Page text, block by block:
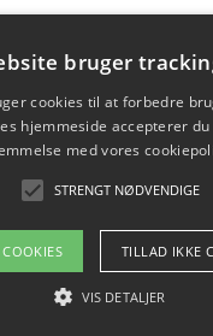
om CO2-udledning
/ kontakt
Blog
bruger
cookies til at forbedre
hjemmeside accepterer
med vores
STRENGT NØDVENDIGE
TILLAD IKKE
VIS DETALJER